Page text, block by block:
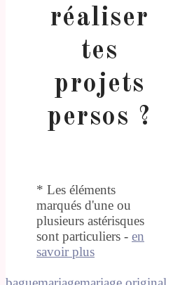
réaliser
tes
projets
persos ?
* Les éléments
marqués d'une ou
plusieurs astérisques
sont particuliers - en
savoir plus